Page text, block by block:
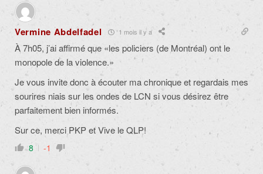
Vermine Abdelfadel 1 mois il y a
À 7h05, j’ai affirmé que «les policiers (de Montréal) ont le
monopole de la violence.»
Je vous invite donc à écouter ma chronique et regardais mes
sourires niais sur les ondes de LCN si vous désirez être
parfaitement bien informés.
Sur ce, merci PKP et Vive le QLP!
8 -1